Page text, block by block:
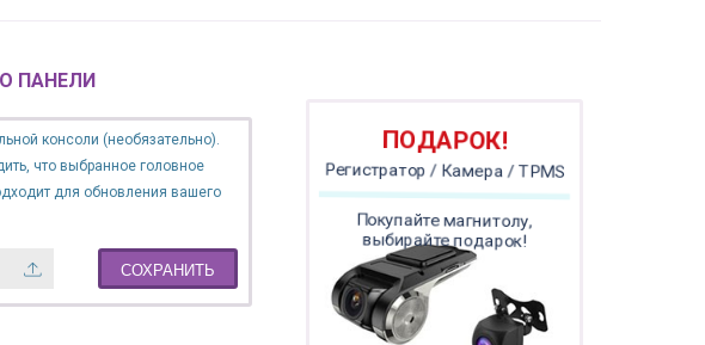
ПАНЕЛИ
консоли (необязательно).
что выбранное головное
для обновления вашего
СОХРАНИТЬ
ПОДАРОК!
Регистратор / Камера / TPMS
Покупайте магнитолу,
выбирайте подарок!